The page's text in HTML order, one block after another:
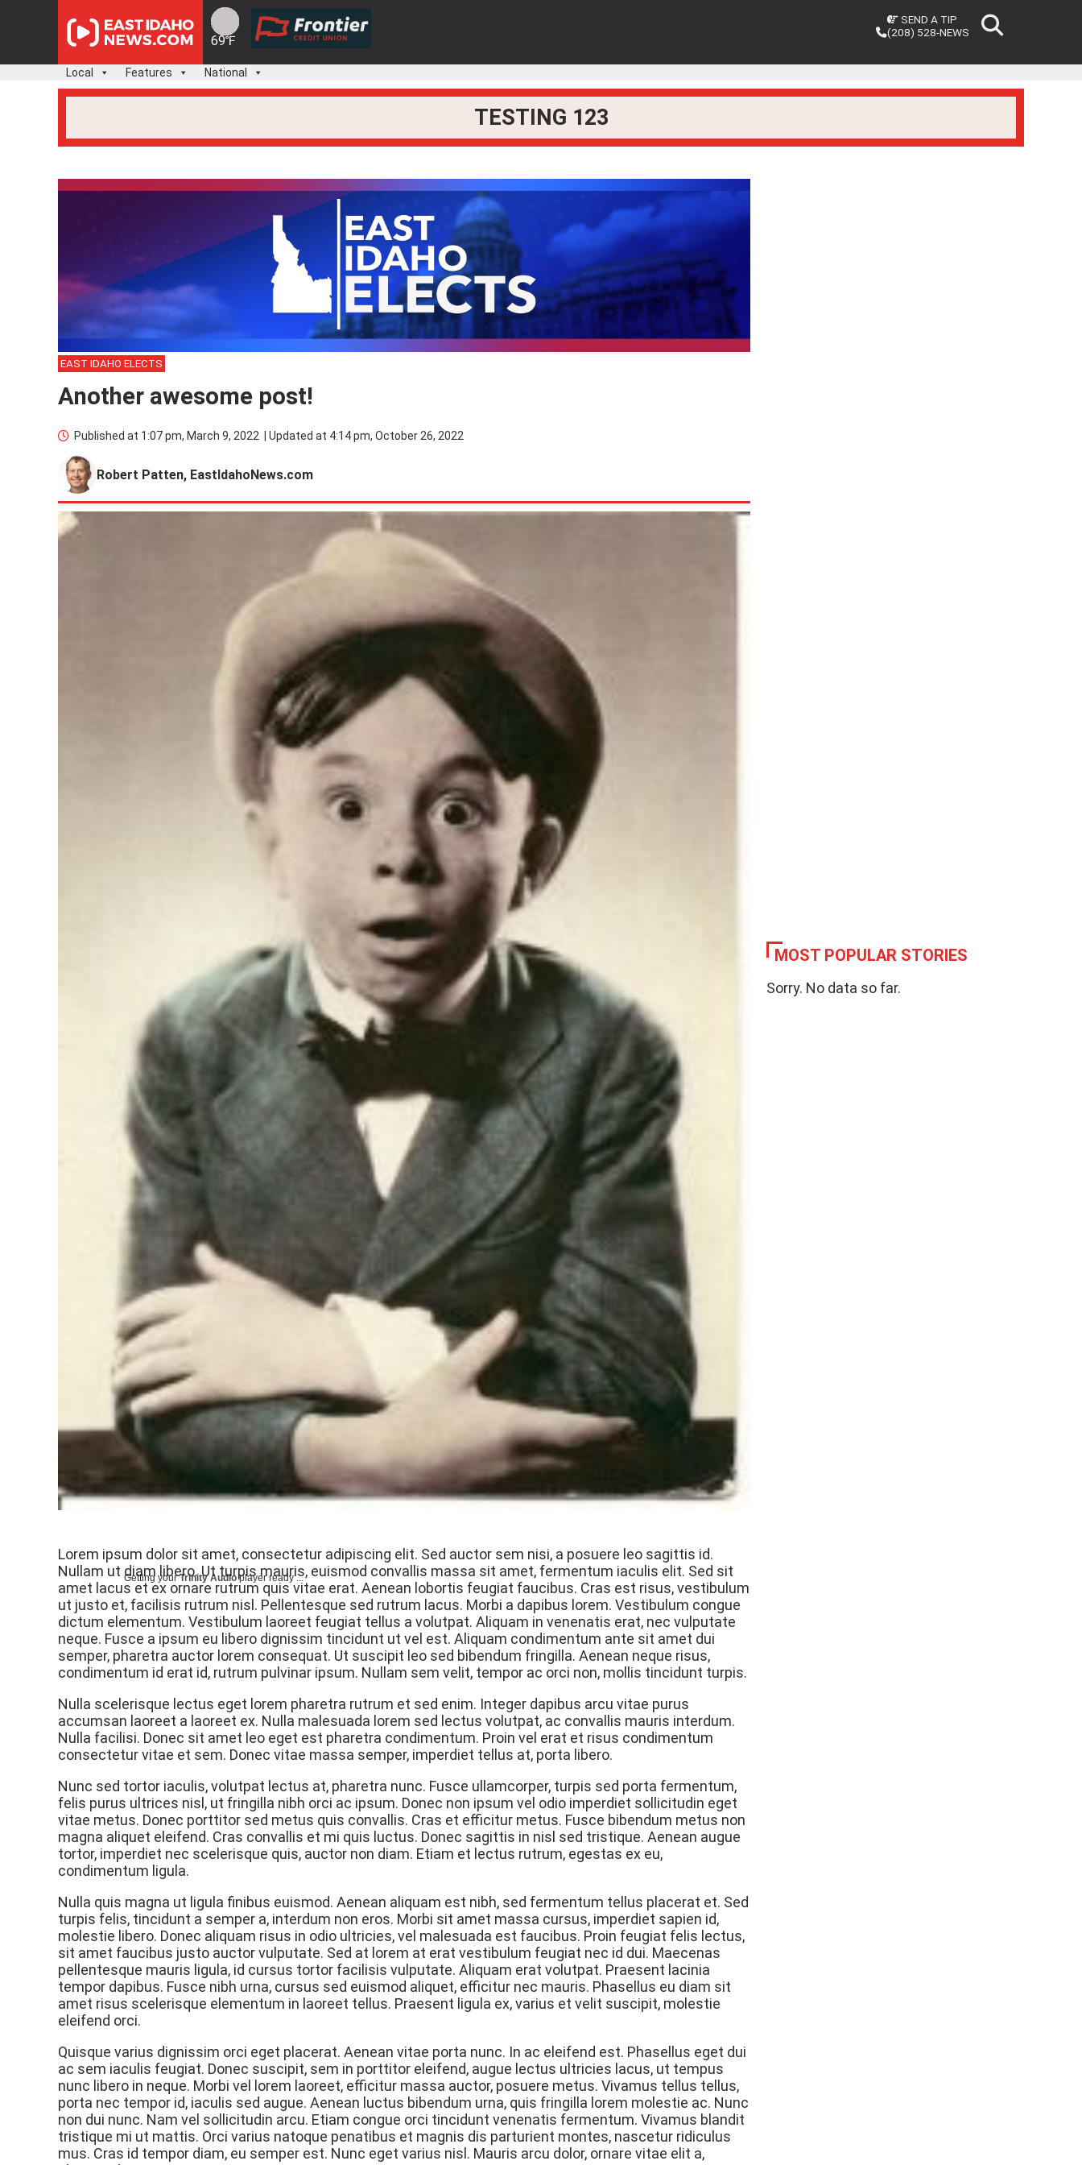
69℉
SEND A TIP
(208) 528-NEWS
Local Features National
TESTING 123
EAST IDAHO ELECTS
Another awesome post!
Published at 1:07 pm, March 9, 2022 Updated at 4:14 pm, October 26, 2022
Robert Patten, EastIdahoNews.com
Getting yourTrinity Audioplayer ready ...
Lorem ipsum dolor sit amet, consectetur adipiscing elit. Sed auctor sem nisi, a posuere leo sagittis id.
Nullam ut diam libero. Ut turpis mauris, euismod convallis massa sit amet, fermentum iaculis elit. Sed sit
amet lacus et ex ornare rutrum quis vitae erat. Aenean lobortis feugiat faucibus. Cras est risus, vestibulum
ut justo et, facilisis rutrum nisl. Pellentesque sed rutrum lacus. Morbi a dapibus lorem. Vestibulum congue
dictum elementum. Vestibulum laoreet feugiat tellus a volutpat. Aliquam in venenatis erat, nec vulputate
neque. Fusce a ipsum eu libero dignissim tincidunt ut vel est. Aliquam condimentum ante sit amet dui
semper, pharetra auctor lorem consequat. Ut suscipit leo sed bibendum fringilla. Aenean neque risus,
condimentum id erat id, rutrum pulvinar ipsum. Nullam sem velit, tempor ac orci non, mollis tincidunt turpis.
Nulla scelerisque lectus eget lorem pharetra rutrum et sed enim. Integer dapibus arcu vitae purus
accumsan laoreet a laoreet ex. Nulla malesuada lorem sed lectus volutpat, ac convallis mauris interdum.
Nulla facilisi. Donec sit amet leo eget est pharetra condimentum. Proin vel erat et risus condimentum
consectetur vitae et sem. Donec vitae massa semper, imperdiet tellus at, porta libero.
Nunc sed tortor iaculis, volutpat lectus at, pharetra nunc. Fusce ullamcorper, turpis sed porta fermentum,
felis purus ultrices nisl, ut fringilla nibh orci ac ipsum. Donec non ipsum vel odio imperdiet sollicitudin eget
vitae metus. Donec porttitor sed metus quis convallis. Cras et efficitur metus. Fusce bibendum metus non
magna aliquet eleifend. Cras convallis et mi quis luctus. Donec sagittis in nisl sed tristique. Aenean augue
tortor, imperdiet nec scelerisque quis, auctor non diam. Etiam et lectus rutrum, egestas ex eu,
condimentum ligula.
Nulla quis magna ut ligula finibus euismod. Aenean aliquam est nibh, sed fermentum tellus placerat et. Sed
turpis felis, tincidunt a semper a, interdum non eros. Morbi sit amet massa cursus, imperdiet sapien id,
molestie libero. Donec aliquam risus in odio ultricies, vel malesuada est faucibus. Proin feugiat felis lectus,
sit amet faucibus justo auctor vulputate. Sed at lorem at erat vestibulum feugiat nec id dui. Maecenas
pellentesque mauris ligula, id cursus tortor facilisis vulputate. Aliquam erat volutpat. Praesent lacinia
tempor dapibus. Fusce nibh urna, cursus sed euismod aliquet, efficitur nec mauris. Phasellus eu diam sit
amet risus scelerisque elementum in laoreet tellus. Praesent ligula ex, varius et velit suscipit, molestie
eleifend orci.
Quisque varius dignissim orci eget placerat. Aenean vitae porta nunc. In ac eleifend est. Phasellus eget dui
ac sem iaculis feugiat. Donec suscipit, sem in porttitor eleifend, augue lectus ultricies lacus, ut tempus
nunc libero in neque. Morbi vel lorem laoreet, efficitur massa auctor, posuere metus. Vivamus tellus tellus,
porta nec tempor id, iaculis sed augue. Aenean luctus bibendum urna, quis fringilla lorem molestie ac. Nunc
non dui nunc. Nam vel sollicitudin arcu. Etiam congue orci tincidunt venenatis fermentum. Vivamus blandit
tristique mi ut mattis. Orci varius natoque penatibus et magnis dis parturient montes, nascetur ridiculus
mus. Cras id tempor diam, eu semper est. Nunc eget varius nisl. Mauris arcu dolor, ornare vitae elit a,
MOST POPULAR STORIES
Sorry. No data so far.